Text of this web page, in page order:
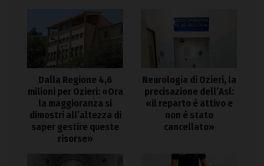
Dalla Regione 4,6
milioni per Ozieri: «Ora
la maggioranza si
dimostri all’altezza di
saper gestire queste
risorse»
Neurologia di Ozieri, la
precisazione dell’Asl:
«il reparto è attivo e
non è stato
cancellato»